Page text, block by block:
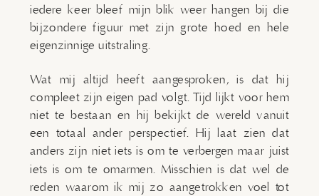
iedere keer bleef mijn blik weer hangen bij die
bijzondere figuur met zijn grote hoed en hele
eigenzinnige uitstraling.
Wat mij altijd heeft aangesproken, is dat hij
compleet zijn eigen pad volgt. Tijd lijkt voor hem
niet te bestaan en hij bekijkt de wereld vanuit
een totaal ander perspectief. Hij laat zien dat
anders zijn niet iets is om te verbergen maar juist
iets is om te omarmen. Misschien is dat wel de
reden waarom ik mij zo aangetrokken voel tot